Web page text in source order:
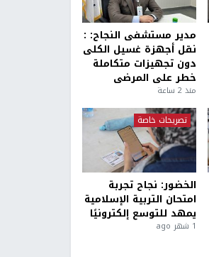
مدير مستشفى النجاح: :
نقل أجهزة غسيل الكلى
دون تجهيزات متكاملة
خطر على المرضى
منذ 2 ساعة
تصريحات خاصة
الخضور: نجاح تجربة
امتحان التربية الإسلامية
يمهد للتوسع إلكترونيًا
1 شهر ago